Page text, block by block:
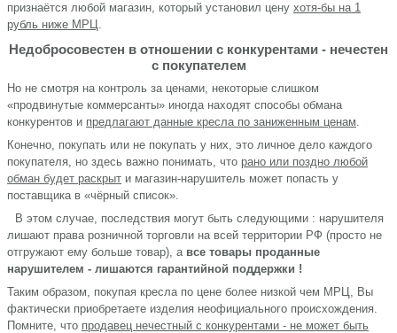
признаётся любой магазин, который установил цену хотя-бы на 1
рубль ниже МРЦ.
Недобросовестен в отношении с конкурентами - нечестен
с покупателем
Но не смотря на контроль за ценами, некоторые слишком
«продвинутые коммерсанты» иногда находят способы обмана
конкурентов и предлагают данные кресла по заниженным ценам.
Конечно, покупать или не покупать у них, это личное дело каждого
покупателя, но здесь важно понимать, что рано или поздно любой
обман будет раскрыт и магазин-нарушитель может попасть у
поставщика в «чёрный список».
В этом случае, последствия могут быть следующими : нарушителя
лишают права розничной торговли на всей территории РФ (просто не
отгружают ему больше товар), а все товары проданные
нарушителем - лишаются гарантийной поддержки !
Таким образом, покупая кресла по цене более низкой чем МРЦ, Вы
фактически приобретаете изделия неофициального происхождения.
Помните, что продавец нечестный с конкурентами - не может быть